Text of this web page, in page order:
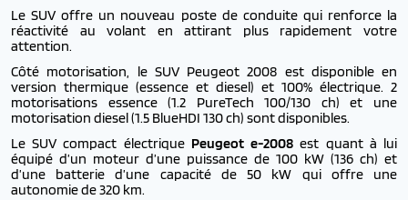
Le SUV offre un nouveau poste de conduite qui renforce la
réactivité au volant en attirant plus rapidement votre
attention.
Côté motorisation, le SUV Peugeot 2008 est disponible en
version thermique (essence et diesel) et 100% électrique. 2
motorisations essence (1.2 PureTech 100/130 ch) et une
motorisation diesel (1.5 BlueHDI 130 ch) sont disponibles.
Le SUV compact électriquePeugeot e-2008est quant à lui
équipé d’un moteur d’une puissance de 100 kW (136 ch) et
d’une batterie d’une capacité de 50 kW qui offre une
autonomie de 320 km.